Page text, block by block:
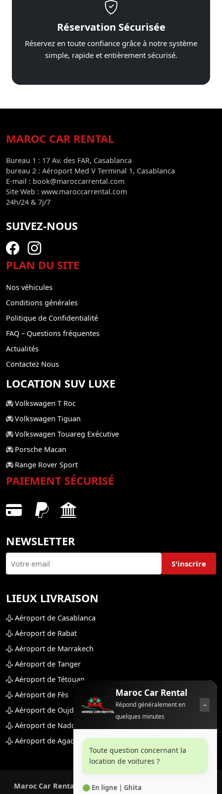
Réservation Sécurisée
Réservez en toute confiance grâce à notre système
simple, rapide et entièrement sécurisé.
MAROC CAR RENTAL
Bureau 1 : 17 Av. des FAR, Casablanca
bureau 2 : Aéroport Med V Terminal 1, Casablanca
E-mail : book@maroccarrental.com
Site Web : www.maroccarrental.com
24h/24 & 7j/7
SUIVEZ-NOUS
PLAN DU SITE
Nos véhicules
Conditions générales
Politique de Confidentialité
FAQ – Questions fréquentes
Actualités
Contactez Nous
LOCATION SUV LUXE
Volkswagen T Roc
Volkswagen Tiguan
Volkswagen Touareg Exécutive
Porsche Macan
Range Rover Sport
PAIEMENT SÉCURISÉ
NEWSLETTER
S'inscrire
LIEUX LIVRAISON
Aéroport de Casablanca
Aéroport de Rabat
Aéroport de Marrakech
Aéroport de Tanger
Aéroport de Tétouan
Aéroport de Fès
Aéroport de Oujda
Aéroport de Nador
Aéroport de Agadir
Maroc Car Rental
— Votre partenaire premium pour une
Maroc Car Rental
Répond généralement en
quelques minutes
−
Toute question concernant la
location de voitures ?
🟢 En ligne | Ghita